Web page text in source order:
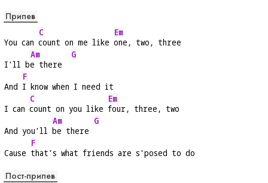
Припев
You can
C
count on me like
Em
one, two, three
I'll b
Am
e there
G
And
F
I know when I need it
I can
C
count on you like
Em
four, three, two
And you'll
Am
be there
G
Cause
F
that's what friends are s'posed to do
Пост-припев